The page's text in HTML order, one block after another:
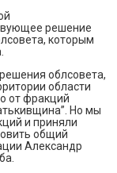
решение
которым
облсовета,
области
от фракций
Но мы
и приняли
общий
Александр